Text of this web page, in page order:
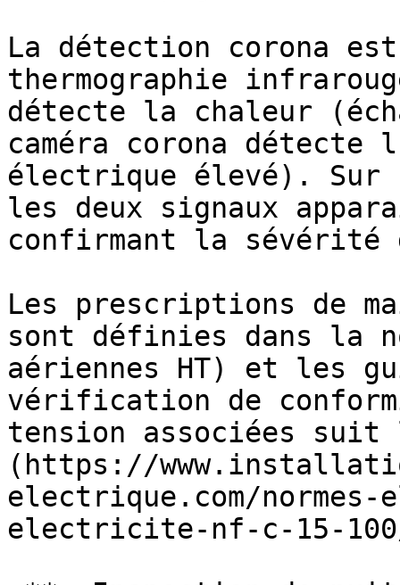
La détection corona
thermographie
détecte la chaleur
caméra corona
électrique élevé). Sur
les deux signaux
confirmant la sévérité
Les prescriptions de
sont définies dans la
aériennes HT) et les
vérification de
tension associées suit
(https://
electrique.com/normes-
electricite-nf-c-15-